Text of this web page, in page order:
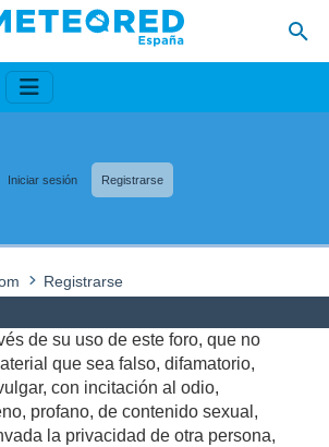
Iniciar sesión Registrarse
Registrarse
de su uso de este foro, que no
que sea falso, difamatorio,
con incitación al odio,
profano, de contenido sexual,
la privacidad de otra persona,